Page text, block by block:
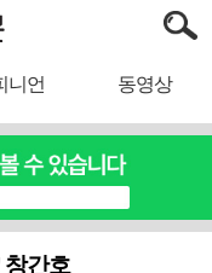
니언 동영상
창간호